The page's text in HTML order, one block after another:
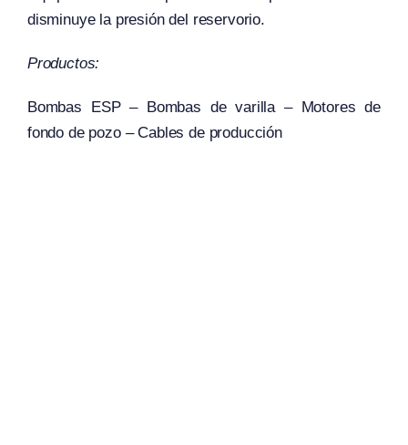
disminuye la presión del reservorio.
Productos:
Bombas ESP – Bombas de varilla – Motores de
fondo de pozo – Cables de producción